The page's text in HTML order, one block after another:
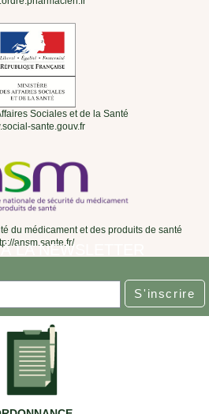
Sociales et de la Santé
sante.gouv.fr
du médicament et des produits de santé
ansm.sante.fr/
LA NEWSLETTER
S'inscrire